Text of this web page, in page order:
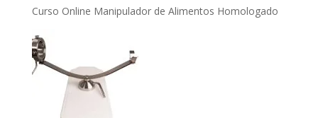
Curso Online Manipulador de Alimentos Homologado